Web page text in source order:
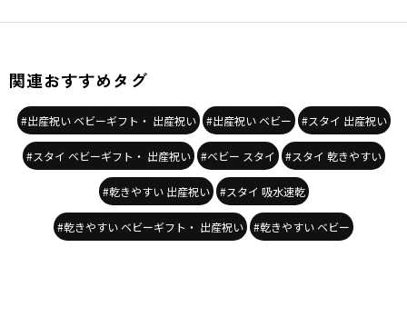
関連おすすめタグ
#出産祝い ベビーギフト・ 出産祝い #出産祝い ベビー #スタイ 出産祝い
#スタイ ベビーギフト・ 出産祝い #ベビー スタイ #スタイ 乾きやすい
#乾きやすい 出産祝い #スタイ 吸水速乾
#乾きやすい ベビーギフト・ 出産祝い #乾きやすい ベビー